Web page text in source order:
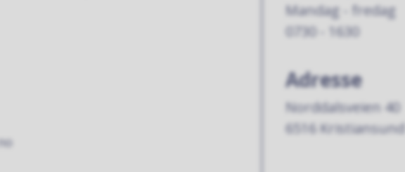
Mandag - fredag
0730 - 1630
Adresse
Norddalsveien 40
6516 Kristiansund